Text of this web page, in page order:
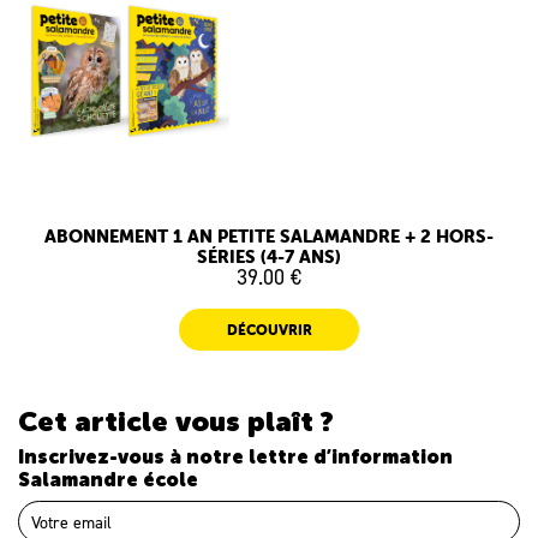
ABONNEMENT 1 AN PETITE SALAMANDRE + 2 HORS-
SÉRIES (4-7 ANS)
39.00 €
DÉCOUVRIR
Cet article vous plaît ?
Inscrivez-vous à notre lettre d’information
Salamandre école